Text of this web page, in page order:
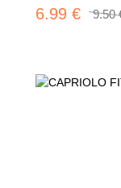
6.99 € 9.50